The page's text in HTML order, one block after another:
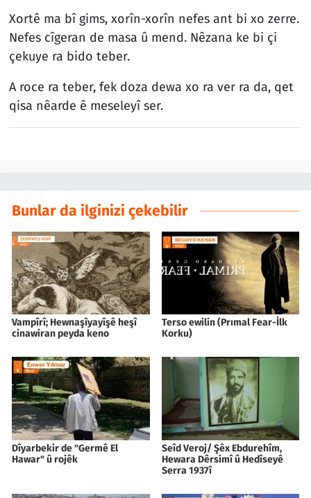
Xortê ma bî gims, xorîn-xorîn nefes ant bi xo zerre.
Nefes cîgeran de masa û mend. Nêzana ke bi çi
çekuye ra bido teber.
A roce ra teber, fek doza dewa xo ra ver ra da, qet
qisa nêarde ê meseleyî ser.
Bunlar da ilginizi çekebilir
Vampîrî; Hewnaşîyayîşê heşî
cinawiran peyda keno
Terso ewilin (Prımal Fear-İlk
Korku)
Dîyarbekir de "Germê El
Hawar" û rojêk
Seîd Veroj/ Şêx Ebdurehîm,
Hewara Dêrsimî û Hedîseyê
Serra 1937î